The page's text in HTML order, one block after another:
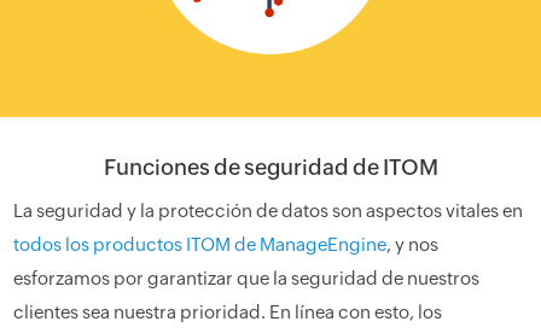
Funciones de seguridad de ITOM
La seguridad y la protección de datos son aspectos vitales en
todos los productos ITOM de ManageEngine, y nos
esforzamos por garantizar que la seguridad de nuestros
clientes sea nuestra prioridad. En línea con esto, los